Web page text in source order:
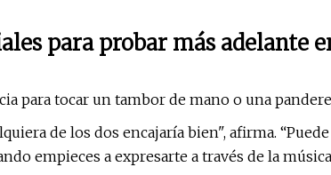
para probar más adelante
para tocar un tambor de mano o una
de los dos encajaría bien", afirma.
empieces a expresarte a través de la